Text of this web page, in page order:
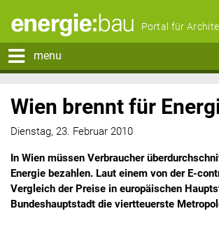
Portal für
menu
Wien brennt für
Dienstag, 23. Februar 2010
In Wien müssen Verbraucher
Energie bezahlen. Laut einem von der E-
Vergleich der Preise in europäischen
Bundeshauptstadt die viertteuerste